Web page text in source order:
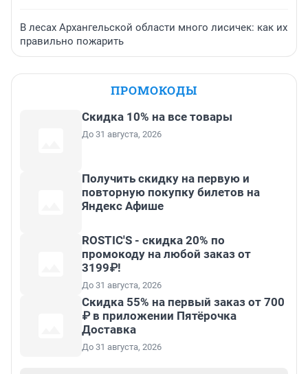
В лесах Архангельской области много лисичек: как их
правильно пожарить
ПРОМОКОДЫ
Скидка 10% на все товары
До 31 августа, 2026
Получить скидку на первую и
повторную покупку билетов на
Яндекс Афише
ROSTIC'S - скидка 20% по
промокоду на любой заказ от
3199₽!
До 31 августа, 2026
Скидка 55% на первый заказ от 700
₽ в приложении Пятёрочка
Доставка
До 31 августа, 2026